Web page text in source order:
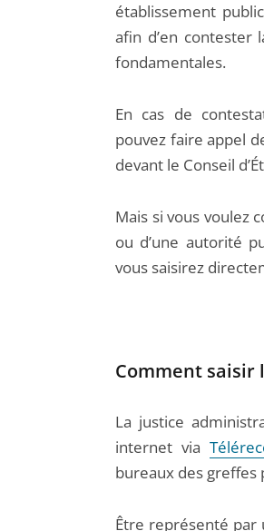
établissement
afin d’en contester
fondamentales.
En cas de
pouvez faire appel
devant le Conseil
Mais si vous voulez
ou d’une autorité
vous saisirez
Comment saisir
La justice
internet via
bureaux des greffes
Être représenté par